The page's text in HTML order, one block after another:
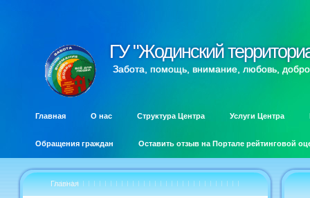
ГУ "Жодинский
ГУ "Жодинский
Забота, помощь, внимание, любовь, добро
Главная О нас Структура Центра Услуги Центра
Обращения граждан Оставить отзыв на Портале рейтинговой
Главная